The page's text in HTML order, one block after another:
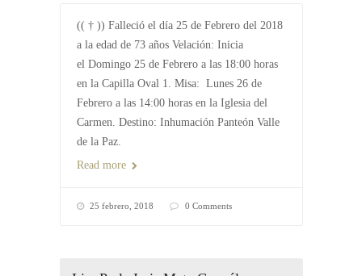
(( † )) Falleció el día 25 de Febrero del 2018
a la edad de 73 años Velación: Inicia
el Domingo 25 de Febrero a las 18:00 horas
en la Capilla Oval 1. Misa: Lunes 26 de
Febrero a las 14:00 horas en la Iglesia del
Carmen. Destino: Inhumación Panteón Valle
de la Paz.
Read more
25 febrero, 2018 0 Comments